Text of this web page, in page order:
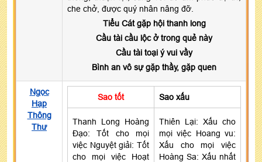
che chở, được quý nhân nâng đỡ.
Tiểu Cát gặp hội thanh long
Cầu tài cầu lộc ở trong quẻ này
Cầu tài toại ý vui vầy
Bình an vô sự gặp thầy, gặp quen
Ngọc
Hạp
Thông
Thư
Sao tốt Sao xấu
Thanh Long Hoàng
Đạo: Tốt cho mọi
việc Nguyệt giải: Tốt
cho mọi việc Hoạt
Thiên Lại: Xấu cho
mọi việc Hoang vu:
Xấu cho mọi việc
Hoàng Sa: Xấu nhất